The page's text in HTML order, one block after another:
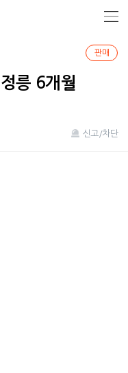
판매
릉 6개월
신고/차단